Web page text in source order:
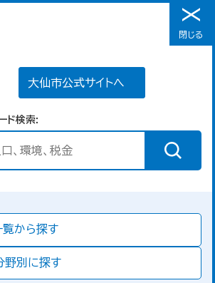
メニュー
大仙市公式サイトへ
ド検索
覧から探す
野別に探す
閉じる